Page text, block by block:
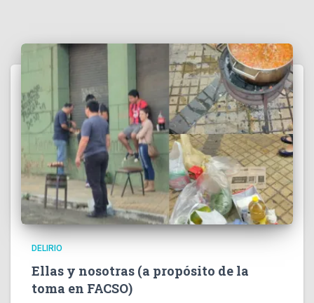
DELIRIO
Ellas y nosotras (a propósito de la
toma en FACSO)